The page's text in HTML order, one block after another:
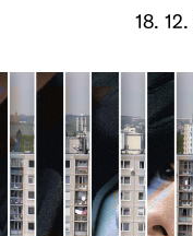
Vše o ČT
18.